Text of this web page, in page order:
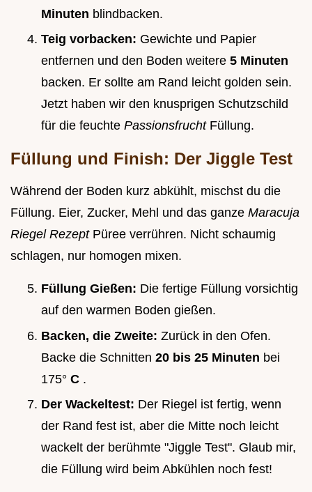
Minuten blindbacken.
Teig vorbacken: Gewichte und Papier
entfernen und den Boden weitere 5 Minuten
backen. Er sollte am Rand leicht golden sein.
Jetzt haben wir den knusprigen Schutzschild
für die feuchte Passionsfrucht Füllung.
Füllung und Finish: Der Jiggle Test
Während der Boden kurz abkühlt, mischst du die
Füllung. Eier, Zucker, Mehl und das ganze Maracuja
Riegel Rezept Püree verrühren. Nicht schaumig
schlagen, nur homogen mixen.
Füllung Gießen: Die fertige Füllung vorsichtig
auf den warmen Boden gießen.
Backen, die Zweite: Zurück in den Ofen.
Backe die Schnitten 20 bis 25 Minuten bei
175° C .
Der Wackeltest: Der Riegel ist fertig, wenn
der Rand fest ist, aber die Mitte noch leicht
wackelt der berühmte "Jiggle Test". Glaub mir,
die Füllung wird beim Abkühlen noch fest!